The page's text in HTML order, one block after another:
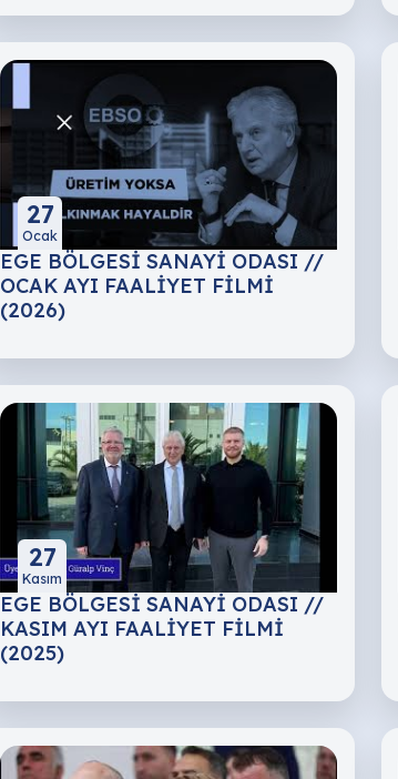
27
Ocak
EGE BÖLGESİ SANAYİ ODASI //
OCAK AYI FAALİYET FİLMİ
(2026)
27
Kasım
EGE BÖLGESİ SANAYİ ODASI //
KASIM AYI FAALİYET FİLMİ
(2025)